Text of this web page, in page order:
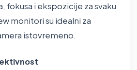
fokusa i ekspozicije za svaku
monitori su idealni za
istovremeno.